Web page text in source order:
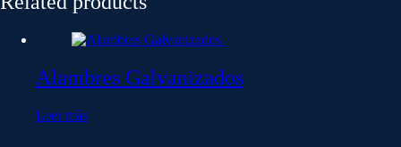
Alambres Galvanizados
Leer más